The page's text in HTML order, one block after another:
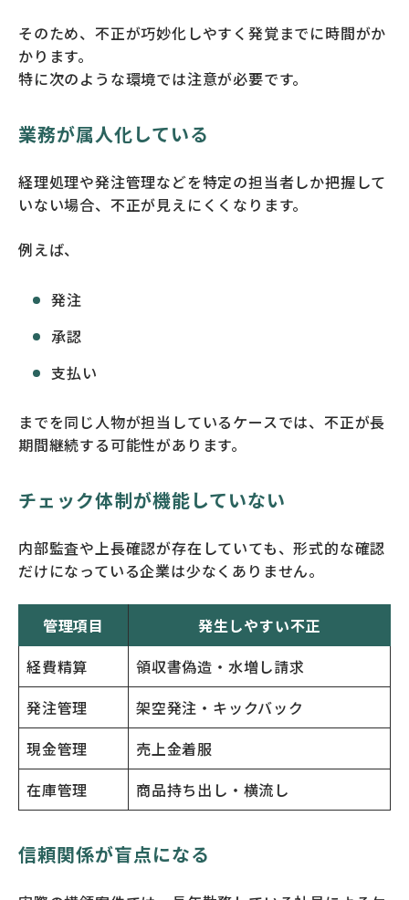
そのため、不正が巧妙化しやすく発覚までに時間がか
かります。
特に次のような環境では注意が必要です。
業務が属人化している
経理処理や発注管理などを特定の担当者しか把握して
いない場合、不正が見えにくくなります。
例えば、
発注
承認
支払い
までを同じ人物が担当しているケースでは、不正が長
期間継続する可能性があります。
チェック体制が機能していない
内部監査や上長確認が存在していても、形式的な確認
だけになっている企業は少なくありません。
管理項目
発生しやすい不正
経費精算
領収書偽造・水増し請求
発注管理
架空発注・キックバック
現金管理
売上金着服
在庫管理
商品持ち出し・横流し
信頼関係が盲点になる